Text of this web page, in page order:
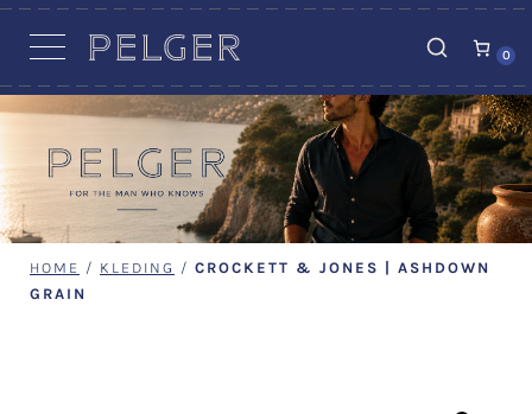
0
HOME / KLEDING / CROCKETT & JONES | ASHDOWN
GRAIN